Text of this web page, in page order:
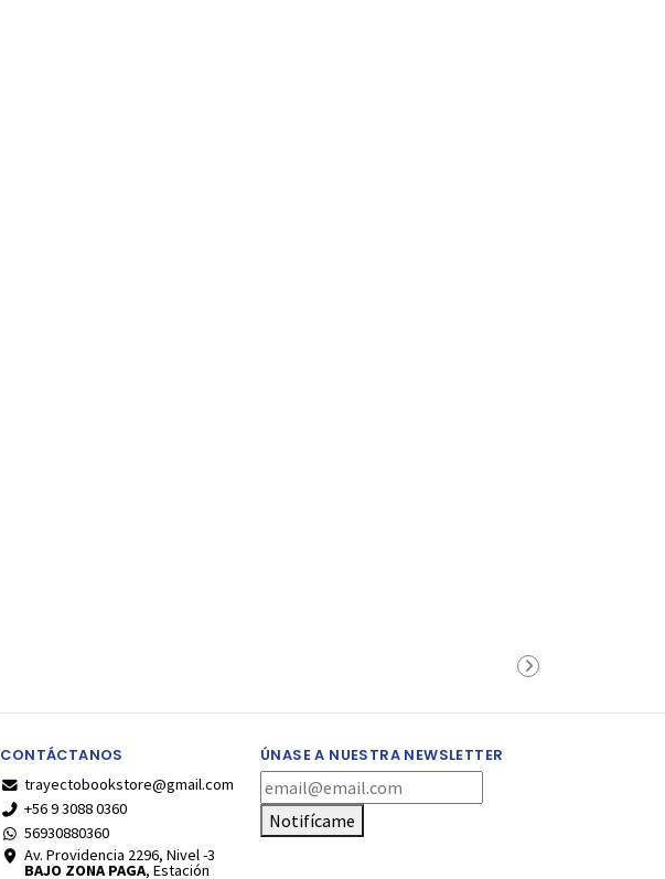
CONTÁCTANOS
trayectobookstore@gmail.com
+56 9 3088 0360
56930880360
Av. Providencia 2296, Nivel -3
BAJO ZONA PAGA, Estación
ÚNASE A NUESTRA NEWSLETTER
Notifícame